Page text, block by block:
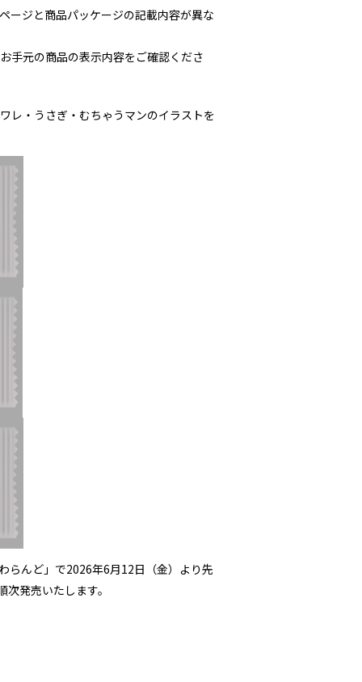
ージと商品パッケージの記載内容が異な
手元の商品の表示内容をご確認くださ
レ・うさぎ・むちゃうマンのイラストを
んど」で2026年6月12日（金）より先
発売いたします。